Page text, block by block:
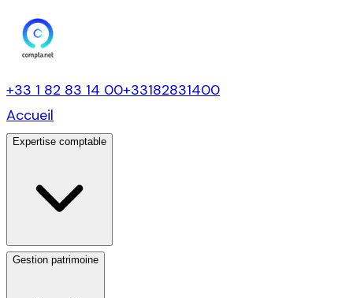
+33 1 82 83 14 00+33182831400
Accueil
Expertise comptable
Gestion patrimoine